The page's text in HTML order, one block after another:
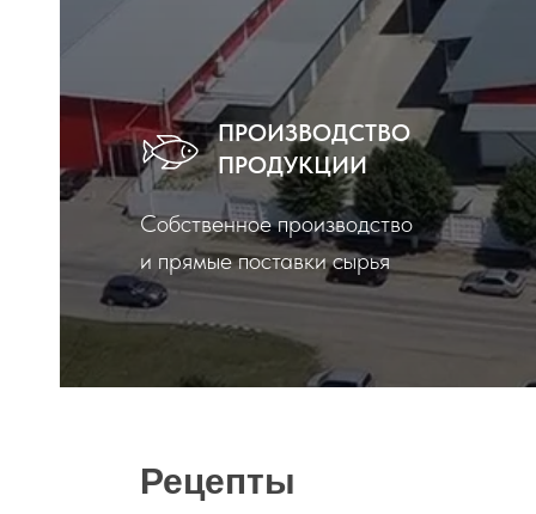
ПРОИЗВОДСТВО
ПРОДУКЦИИ
Собственное производство
и прямые поставки сырья
Рецепты